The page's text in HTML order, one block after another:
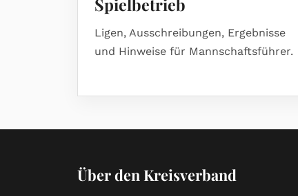
Spielbetrieb
Ligen, Ausschreibungen, Ergebnisse
und Hinweise für Mannschaftsführer.
Über den Kreisverband